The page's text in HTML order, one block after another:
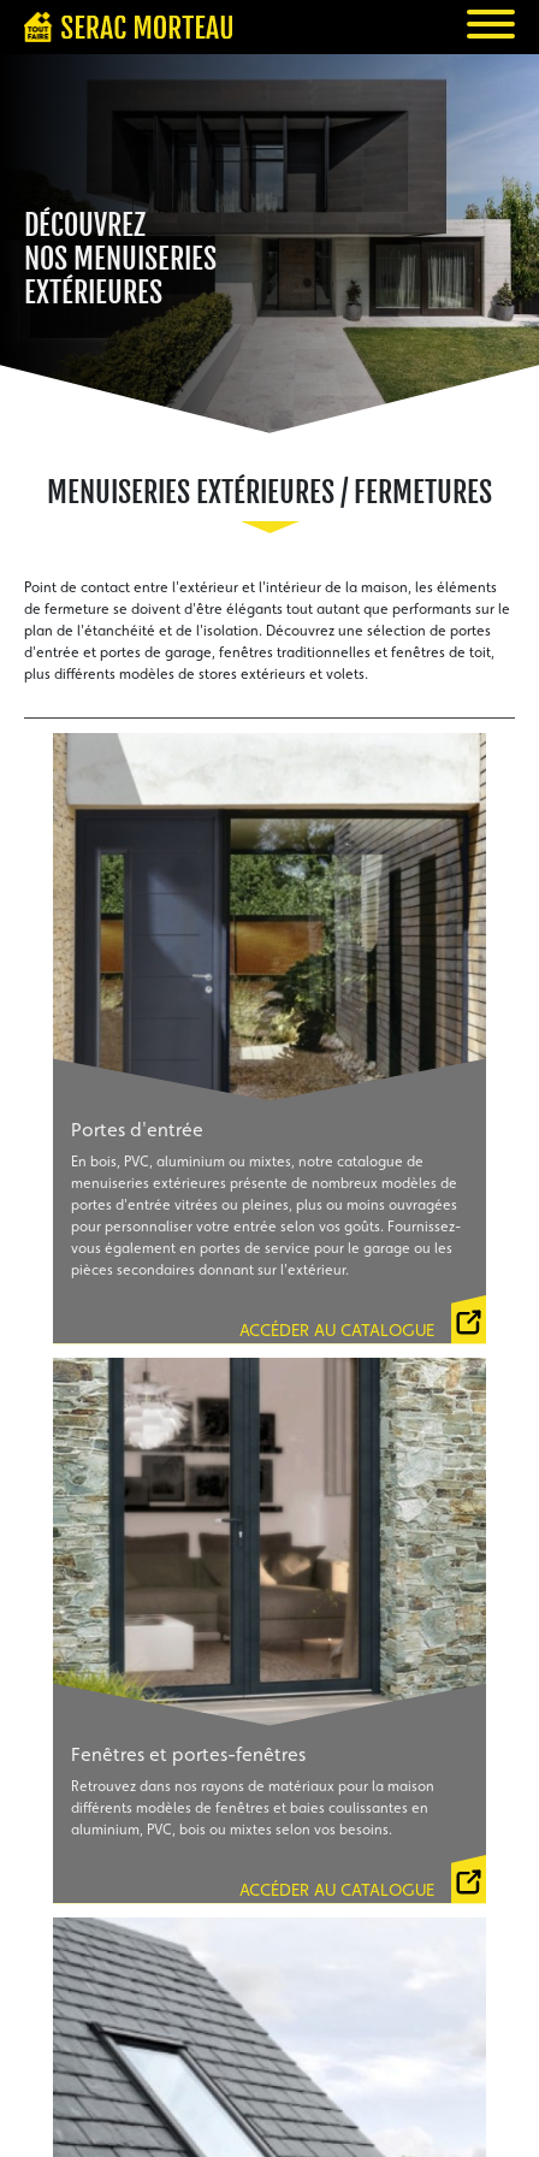
MENUISERIES EXTÉRIEURES / FERMETURES
Point de contact entre l'extérieur et l'intérieur de la maison, les éléments
de fermeture se doivent d'être élégants tout autant que performants sur le
plan de l'étanchéité et de l'isolation. Découvrez une sélection de portes
d'entrée et portes de garage, fenêtres traditionnelles et fenêtres de toit,
plus différents modèles de stores extérieurs et volets.
DÉCOUVREZ
NOS MENUISERIES
EXTÉRIEURES
Portes d'entrée
En bois, PVC, aluminium ou mixtes, notre catalogue de
menuiseries extérieures présente de nombreux modèles de
portes d'entrée vitrées ou pleines, plus ou moins ouvragées
pour personnaliser votre entrée selon vos goûts. Fournissez-
vous également en portes de service pour le garage ou les
pièces secondaires donnant sur l'extérieur.
ACCÉDER AU CATALOGUE
CATALOGUE WIBAIE 2024
CATALOGUE MINCO 2024
CATALOGUE MILLET 2024
Fenêtres et portes-fenêtres
Retrouvez dans nos rayons de matériaux pour la maison
différents modèles de fenêtres et baies coulissantes en
aluminium, PVC, bois ou mixtes selon vos besoins.
ACCÉDER AU CATALOGUE
CATALOGUE CAIB FENÊTRES ALU 2021
CATALOGUES WIBAIE 2024
CATALOGUE MILLET 2024